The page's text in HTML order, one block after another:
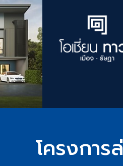
โครงการ